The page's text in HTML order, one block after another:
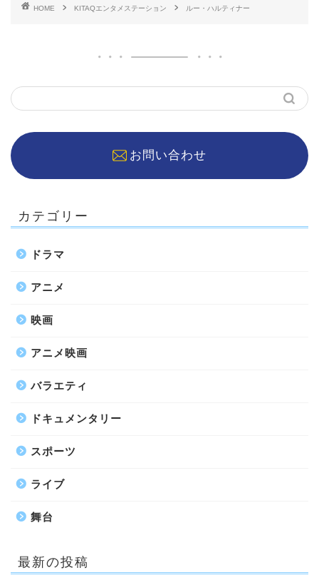
HOME KITAQエンタメステーション ルー・ハルティナー
お問い合わせ
カテゴリー
ドラマ
アニメ
映画
アニメ映画
バラエティ
ドキュメンタリー
スポーツ
ライブ
舞台
最新の投稿